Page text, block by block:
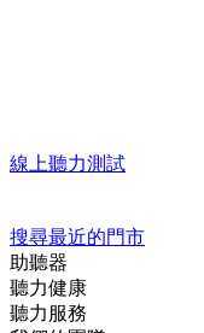
線上聽力測試
搜尋最近的門市
助聽器
聽力健康
聽力服務